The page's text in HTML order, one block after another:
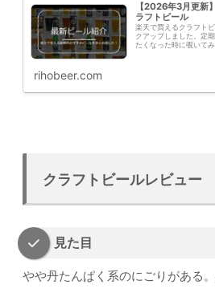
【2026年3月更新
ラフトビール
楽天で買えるクラフト
クアップしました。定
たくなった時に覗いてみ
rihobeer.com
クラフトビールレビュー
見た目
やや丹たんぱく系のにごりがある